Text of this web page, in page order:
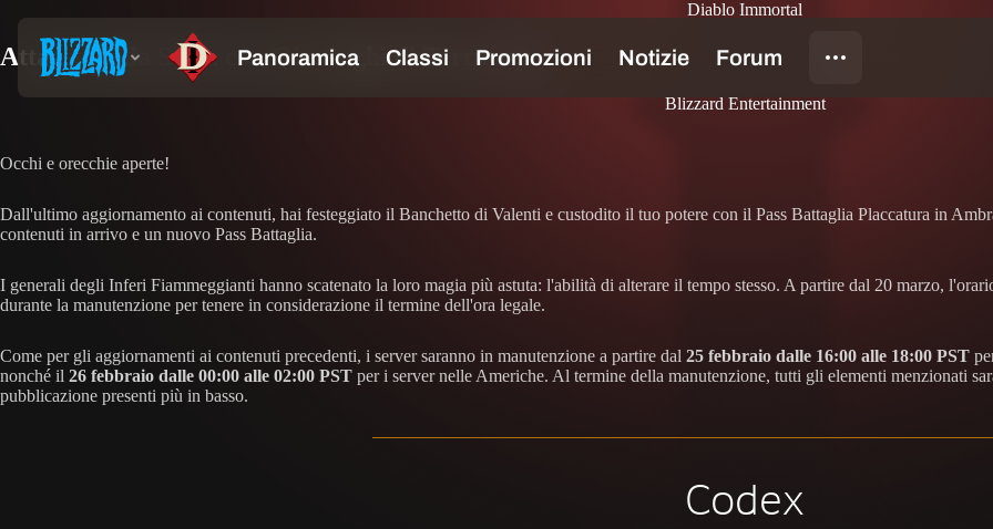
Diablo Immortal
Attacca dalla Selva con Girovaghi di Terracupa
Blizzard Entertainment
Occhi e orecchie aperte!
Dall'ultimo aggiornamento ai contenuti, hai festeggiato il Banchetto di Valenti e custodito il tuo potere con il Pass Battaglia Placcatura in
contenuti in arrivo e un nuovo Pass Battaglia.
I generali degli Inferi Fiammeggianti hanno scatenato la loro magia più astuta: l'abilità di alterare il tempo stesso. A partire dal 20 marzo,
durante la manutenzione per tenere in considerazione il termine dell'ora legale.
Come per gli aggiornamenti ai contenuti precedenti, i server saranno in manutenzione a partire dal 25 febbraio dalle 16:00 alle 18:00 PST
nonché il 26 febbraio dalle 00:00 alle 02:00 PST per i server nelle Americhe. Al termine della manutenzione, tutti gli elementi menzionati
pubblicazione presenti più in basso.
Codex